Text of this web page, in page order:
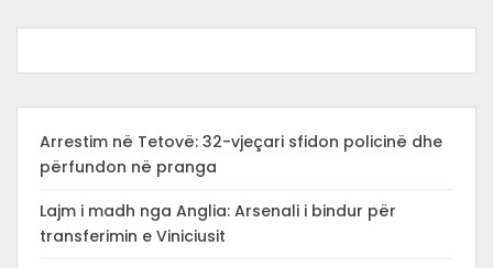
Arrestim në Tetovë: 32-vjeçari sfidon policinë dhe
përfundon në pranga
Lajm i madh nga Anglia: Arsenali i bindur për
transferimin e Viniciusit